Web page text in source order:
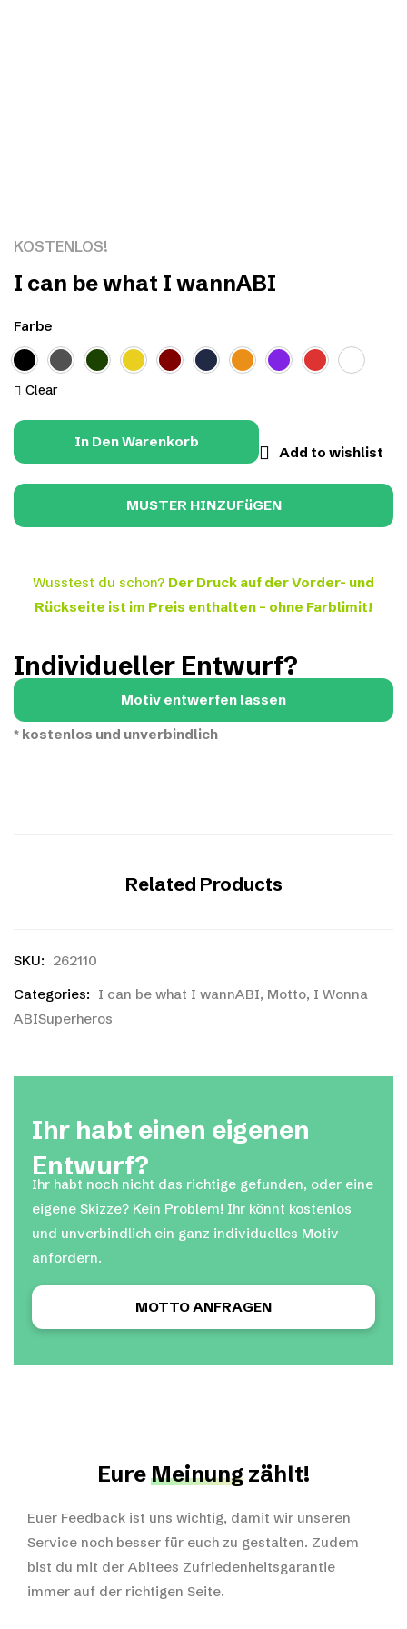
KOSTENLOS!
I can be what I wannABI
Farbe
Clear
In Den Warenkorb
Add to wishlist
Wusstest du schon? Der Druck auf der Vorder- und
Rückseite ist im Preis enthalten – ohne Farblimit!
Individueller Entwurf?
Motiv entwerfen lassen
* kostenlos und unverbindlich
Related Products
SKU: 262110
Categories: I can be what I wannABI, Motto, I Wonna
ABISuperheros
Ihr habt einen eigenen
Entwurf?
Ihr habt noch nicht das richtige gefunden, oder eine
eigene Skizze? Kein Problem! Ihr könnt kostenlos
und unverbindlich ein ganz individuelles Motiv
anfordern.
MOTTO ANFRAGEN
EureMeinung zählt!
Euer Feedback ist uns wichtig, damit wir unseren
Service noch besser für euch zu gestalten. Zudem
bist du mit der Abitees Zufriedenheitsgarantie
immer auf der richtigen Seite.